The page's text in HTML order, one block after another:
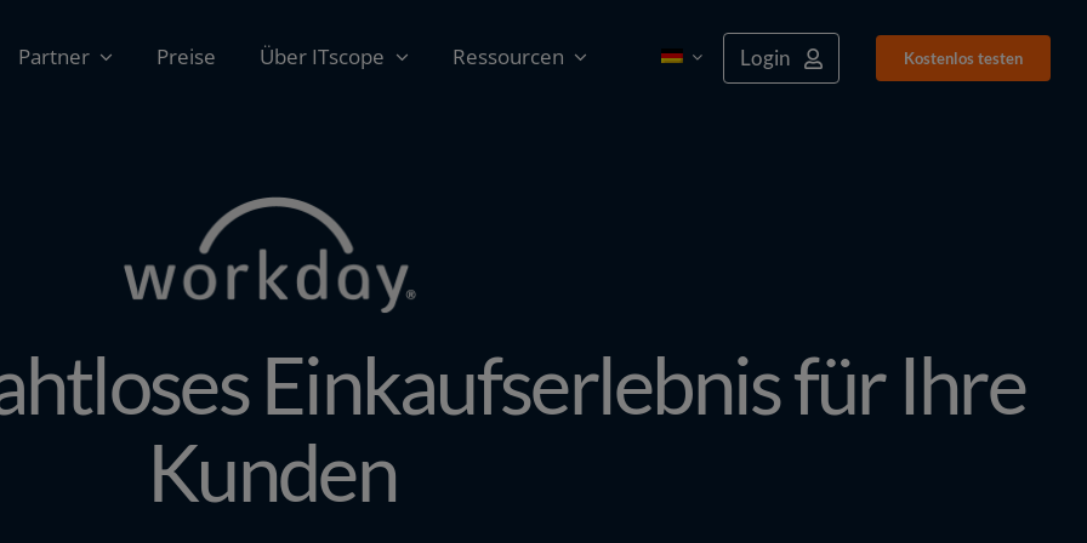
Partner Preise Über ITscope Ressourcen Login Kostenlos tes­ten
Einkaufserlebnis für Ihre
Kunden